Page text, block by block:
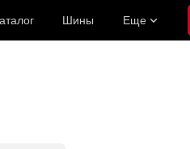
Шины Еще